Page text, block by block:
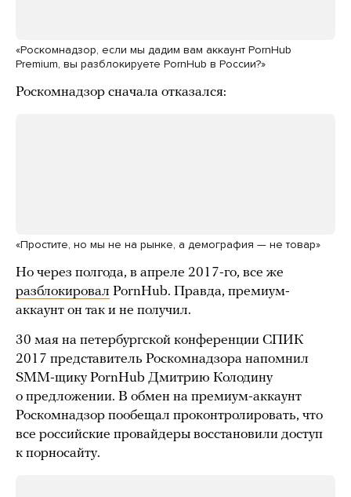
«Роскомнадзор, если мы дадим вам аккаунт PornHub
Premium, вы разблокируете PornHub в России?»
Роскомнадзор сначала отказался:
«Простите, но мы не на рынке, а демография — не товар»
Но через полгода, в апреле 2017-го, все же
разблокировал PornHub. Правда, премиум-
аккаунт он так и не получил.
30 мая на петербургской конференции СПИК
2017 представитель Роскомнадзора напомнил
SMM-щику PornHub Дмитрию Колодину
о предложении. В обмен на премиум-аккаунт
Роскомнадзор пообещал проконтролировать, что
все российские провайдеры восстановили доступ
к порносайту.